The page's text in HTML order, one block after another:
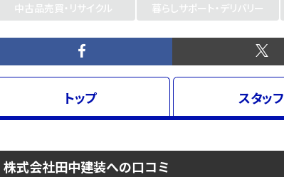
中古品売買・リサイクル
暮らしサポート・デリバリー
トップ スタッフ
株式会社田中建装への口コミ